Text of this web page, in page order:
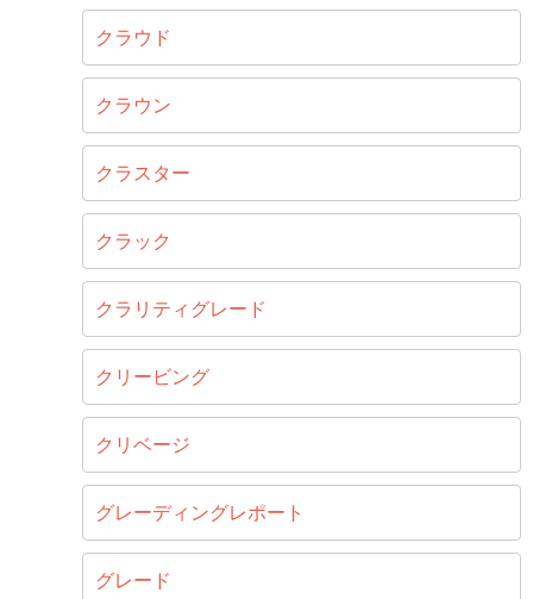
クラウド
クラウン
クラスター
クラック
クラリティグレード
クリービング
クリベージ
グレーディングレポート
グレード